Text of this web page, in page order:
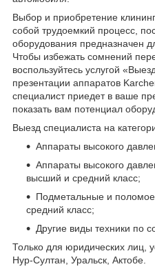
Выбор и приобретение
собой трудоемкий процесс,
оборудования предназначен
Чтобы избежать сомнений
воспользуйтесь услугой
презентации аппаратов
специалист приедет в ваше
показать вам потенциал
Выезд специалиста на
Аппараты высокого
Аппараты высокого
высший и средний класс;
Подметальные и
средний класс;
Другие виды техники по
Только для юридических лиц,
Нур-Султан, Уральск, Актобе.